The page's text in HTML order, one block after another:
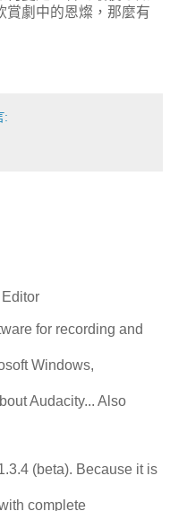
賞劇中的恩燦，那麼有
:
for recording and
Windows,
Audacity... Also
(beta). Because it is
complete